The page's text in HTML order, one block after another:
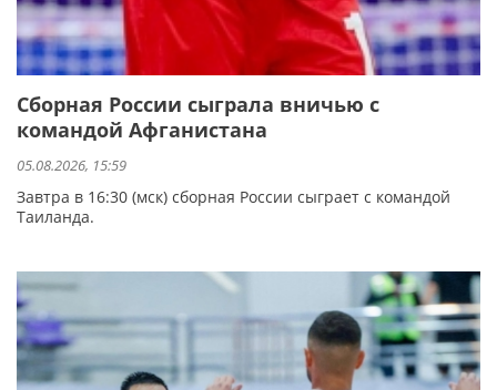
Сборная России сыграла вничью с
командой Афганистана
05.08.2026, 15:59
Завтра в 16:30 (мск) сборная России сыграет с командой
Таиланда.